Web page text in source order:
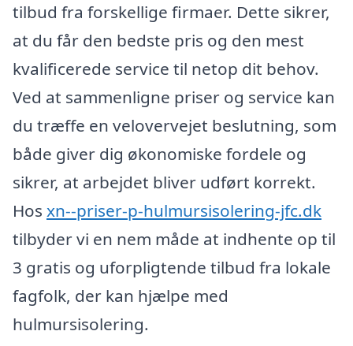
tilbud fra forskellige firmaer. Dette sikrer,
at du får den bedste pris og den mest
kvalificerede service til netop dit behov.
Ved at sammenligne priser og service kan
du træffe en velovervejet beslutning, som
både giver dig økonomiske fordele og
sikrer, at arbejdet bliver udført korrekt.
Hos xn--priser-p-hulmursisolering-jfc.dk
tilbyder vi en nem måde at indhente op til
3 gratis og uforpligtende tilbud fra lokale
fagfolk, der kan hjælpe med
hulmursisolering.